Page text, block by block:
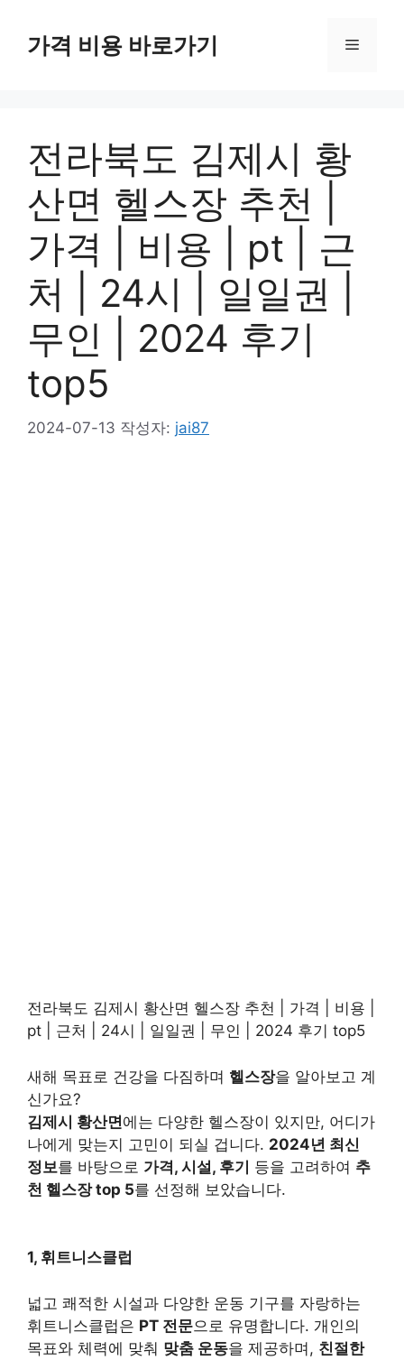
가격 비용 바로가기 메
전라북도 김제시 황
산면 헬스장 추천 |
가격 | 비용 | pt | 근
처 | 24시 | 일일권 |
무인 | 2024 후기
top5
2024-07-13 작성자: jai87
전라북도 김제시 황산면 헬스장 추천 | 가격 | 비용 |
pt | 근처 | 24시 | 일일권 | 무인 | 2024 후기 top5
새해 목표로 건강을 다짐하며 헬스장을 알아보고 계
신가요?
김제시 황산면에는 다양한 헬스장이 있지만, 어디가
나에게 맞는지 고민이 되실 겁니다. 2024년 최신
정보를 바탕으로 가격, 시설, 후기 등을 고려하여 추
천 헬스장 top 5를 선정해 보았습니다.
1, 휘트니스클럽
넓고 쾌적한 시설과 다양한 운동 기구를 자랑하는
휘트니스클럽은 PT 전문으로 유명합니다. 개인의
목표와 체력에 맞춰 맞춤 운동을 제공하며, 친절한